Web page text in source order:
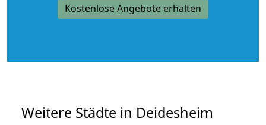
Kostenlose Angebote erhalten
Weitere Städte in Deidesheim